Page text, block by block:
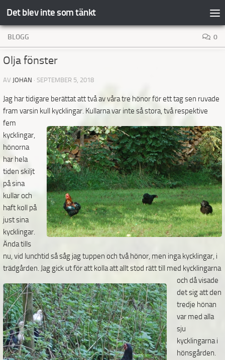
Hoppa till innehåll
Det blev inte som tänkt
BLOGG 0
Olja fönster
AV JOHAN · SEPTEMBER 5, 2018
Jag har tidigare berättat att två av våra tre hönor för ett tag sen ruvade
fram varsin kull kycklingar. Kullarna var inte så stora, två respektive
fem
kycklingar,
hönorna
har hela
tiden skiljt
på sina
kullar och
haft koll på
just sina
kycklingar.
Ända tills
nu, vid lunchtid så såg jag tuppen och två hönor, men inga kycklingar, i
trädgården. Jag gick ut för att kolla att allt stod rätt till med kycklingarna
och då visade
det sig att den
tredje hönan
var med alla
sju
kycklingarna i
hönsgården.